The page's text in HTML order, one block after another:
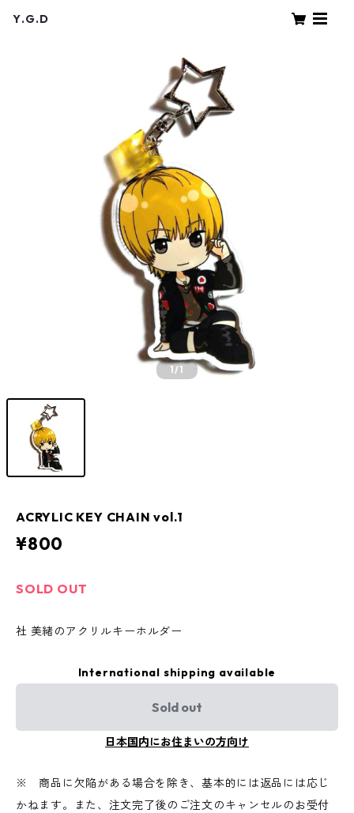
Y.G.D
1/1
ACRYLIC KEY CHAIN vol.1
¥800
SOLD OUT
社 美緒のアクリルキーホルダー
International shipping available
Sold out
日本国内にお住まいの方向け
※ 商品に欠陥がある場合を除き、基本的には返品には応じ
かねます。また、注文完了後のご注文のキャンセルのお受付